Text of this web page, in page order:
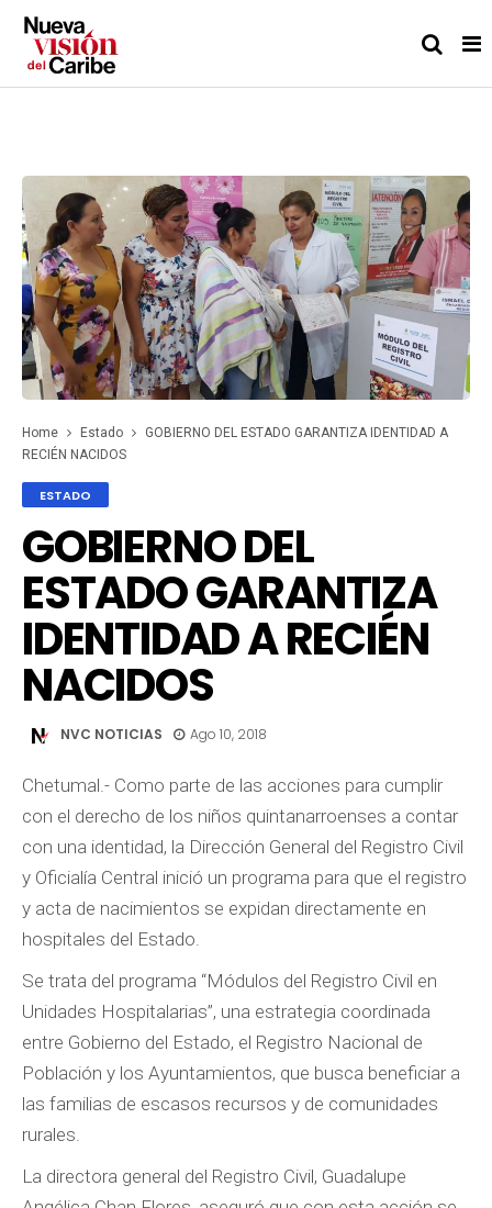
Home Estado
GOBIERNO DEL ESTADO GARANTIZA IDENTIDAD A
RECIÉN NACIDOS
ESTADO
GOBIERNO DEL
ESTADO GARANTIZA
IDENTIDAD A RECIÉN
NACIDOS
NVC NOTICIAS Ago 10, 2018
Chetumal.- Como parte de las acciones para cumplir
con el derecho de los niños quintanarroenses a contar
con una identidad, la Dirección General del Registro Civil
y Oficialía Central inició un programa para que el registro
y acta de nacimientos se expidan directamente en
hospitales del Estado.
Se trata del programa “Módulos del Registro Civil en
Unidades Hospitalarias”, una estrategia coordinada
entre Gobierno del Estado, el Registro Nacional de
Población y los Ayuntamientos, que busca beneficiar a
las familias de escasos recursos y de comunidades
rurales.
La directora general del Registro Civil, Guadalupe